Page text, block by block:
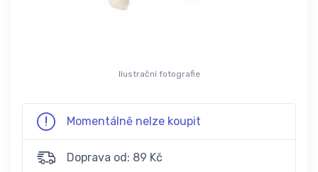
Ilustrační fotografie
Momentálně nelze koupit
Doprava od: 89 Kč